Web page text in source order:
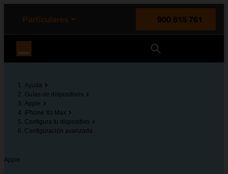
principal
la página
Particulares
900 815 761
Ayuda
Guías de dispositivos
Apple
iPhone Xs Max
Configura tu dispositivo
Configuración avanzada
Apple